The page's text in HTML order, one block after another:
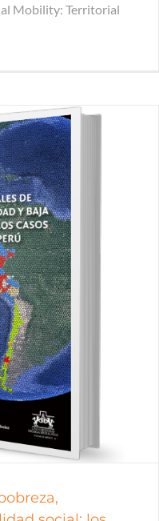
Mobility: Territorial